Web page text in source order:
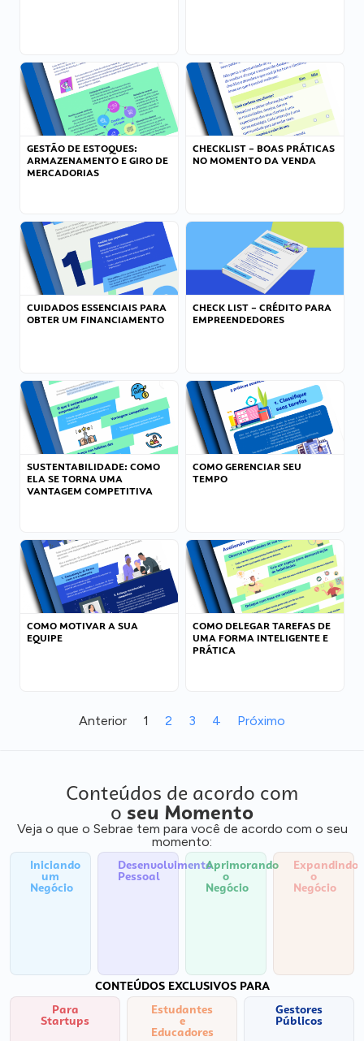
GESTÃO DE ESTOQUES:
ARMAZENAMENTO E GIRO DE
MERCADORIAS
CHECKLIST – BOAS PRÁTICAS
NO MOMENTO DA VENDA
CUIDADOS ESSENCIAIS PARA
OBTER UM FINANCIAMENTO
CHECK LIST – CRÉDITO PARA
EMPREENDEDORES
SUSTENTABILIDADE: COMO
ELA SE TORNA UMA
VANTAGEM COMPETITIVA
COMO GERENCIAR SEU
TEMPO
COMO MOTIVAR A SUA
EQUIPE
COMO DELEGAR TAREFAS DE
UMA FORMA INTELIGENTE E
PRÁTICA
Anterior 1 2 3 4 Próximo
Conteúdos de acordo com
o seu Momento
Veja o que o Sebrae tem para você de acordo com o seu
momento:
Iniciando
um
Negócio
Desenvolvimento
Pessoal
Aprimorando
o
Negócio
Expandindo
o
Negócio
CONTEÚDOS EXCLUSIVOS PARA
Para
Startups
Estudantes
e
Educadores
Gestores
Públicos